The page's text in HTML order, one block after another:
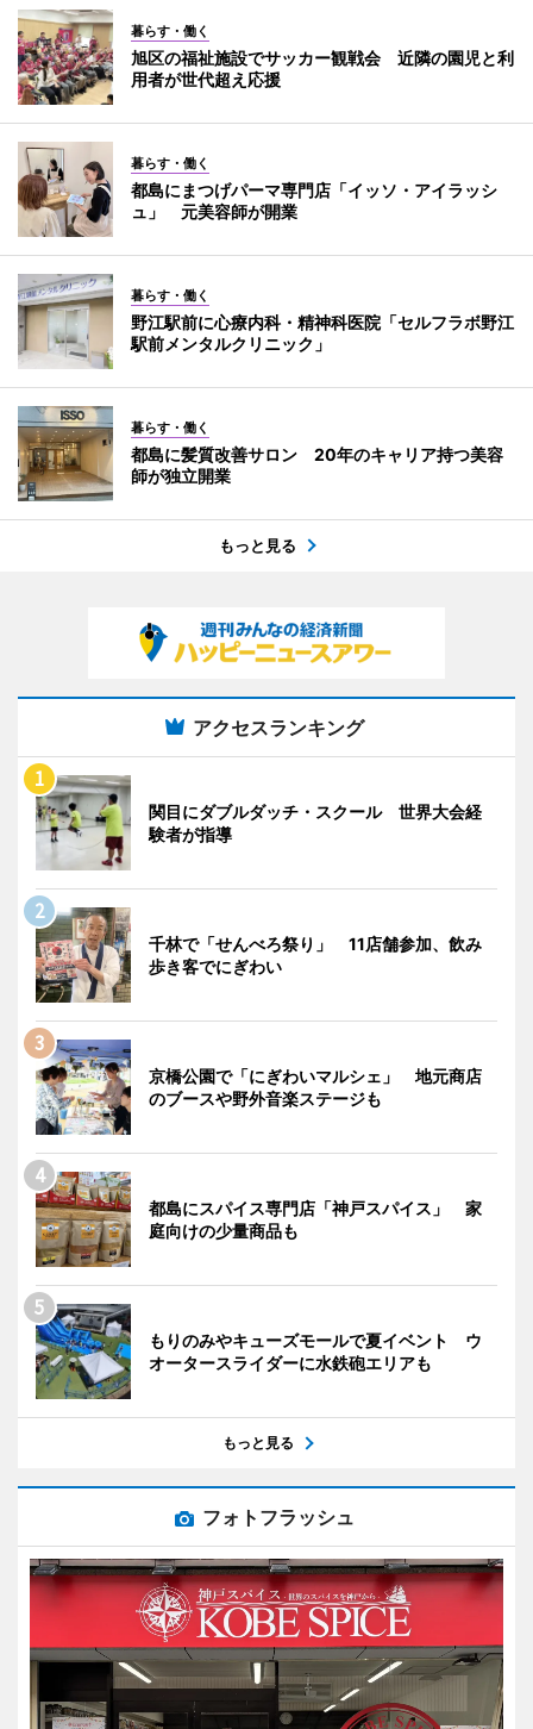
暮らす・働く
旭区の福祉施設でサッカー観戦会 近隣の園児と利
用者が世代超え応援
暮らす・働く
都島にまつげパーマ専門店「イッソ・アイラッシ
ュ」 元美容師が開業
暮らす・働く
野江駅前に心療内科・精神科医院「セルフラボ野江
駅前メンタルクリニック」
暮らす・働く
都島に髪質改善サロン 20年のキャリア持つ美容
師が独立開業
もっと見る
アクセスランキング
関目にダブルダッチ・スクール 世界大会経
験者が指導
千林で「せんべろ祭り」 11店舗参加、飲み
歩き客でにぎわい
京橋公園で「にぎわいマルシェ」 地元商店
のブースや野外音楽ステージも
都島にスパイス専門店「神戸スパイス」 家
庭向けの少量商品も
もりのみやキューズモールで夏イベント ウ
オータースライダーに水鉄砲エリアも
もっと見る
フォトフラッシュ